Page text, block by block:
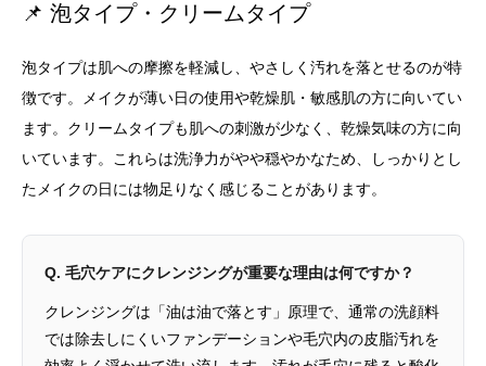
📌 泡タイプ・クリームタイプ
泡タイプは肌への摩擦を軽減し、やさしく汚れを落とせるのが特
徴です。メイクが薄い日の使用や乾燥肌・敏感肌の方に向いてい
ます。クリームタイプも肌への刺激が少なく、乾燥気味の方に向
いています。これらは洗浄力がやや穏やかなため、しっかりとし
たメイクの日には物足りなく感じることがあります。
Q. 毛穴ケアにクレンジングが重要な理由は何ですか？
クレンジングは「油は油で落とす」原理で、通常の洗顔料
では除去しにくいファンデーションや毛穴内の皮脂汚れを